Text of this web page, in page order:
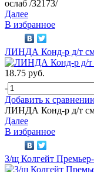
ослаб /32173/
Далее
В избранное
ЛИНДА Конд-р д/т
18.75 руб.
-
Добавить к
ЛИНДА Конд-р д/т
Далее
В избранное
З/щ Колгейт